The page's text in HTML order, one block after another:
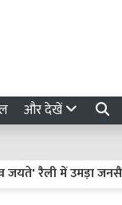
और देखें
में उमड़ा जनसैलाब